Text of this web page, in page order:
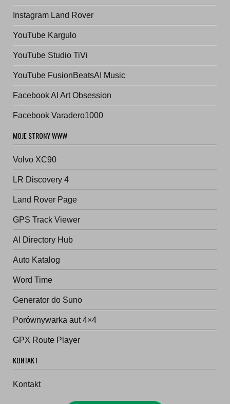
Instagram Land Rover
YouTube Kargulo
YouTube Studio TiVi
YouTube FusionBeatsAI Music
Facebook AI Art Obsession
Facebook Varadero1000
MOJE STRONY WWW
Volvo XC90
LR Discovery 4
Land Rover Page
GPS Track Viewer
AI Directory Hub
Auto Katalog
Word Time
Generator do Suno
Porównywarka aut 4×4
GPX Route Player
KONTAKT
Kontakt